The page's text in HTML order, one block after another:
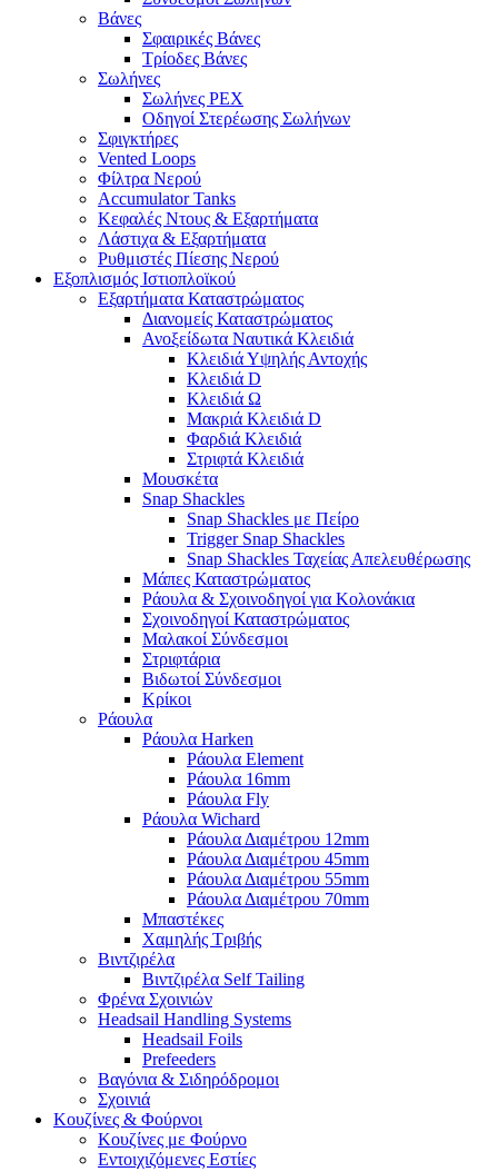
Βάνες
Σφαιρικές Βάνες
Τρίοδες Βάνες
Σωλήνες
Σωλήνες PEX
Οδηγοί Στερέωσης Σωλήνων
Σφιγκτήρες
Vented Loops
Φίλτρα Νερού
Accumulator Tanks
Κεφαλές Ντους & Εξαρτήματα
Λάστιχα & Εξαρτήματα
Ρυθμιστές Πίεσης Νερού
Εξοπλισμός Ιστιοπλοϊκού
Εξαρτήματα Καταστρώματος
Διανομείς Καταστρώματος
Ανοξείδωτα Ναυτικά Κλειδιά
Κλειδιά Υψηλής Αντοχής
Κλειδιά D
Κλειδιά Ω
Μακριά Κλειδιά D
Φαρδιά Κλειδιά
Στριφτά Κλειδιά
Μουσκέτα
Snap Shackles
Snap Shackles με Πείρο
Trigger Snap Shackles
Snap Shackles Ταχείας Απελευθέρωσης
Μάπες Καταστρώματος
Ράουλα & Σχοινοδηγοί για Κολονάκια
Σχοινοδηγοί Καταστρώματος
Μαλακοί Σύνδεσμοι
Στριφτάρια
Βιδωτοί Σύνδεσμοι
Κρίκοι
Ράουλα
Ράουλα Harken
Ράουλα Element
Ράουλα 16mm
Ράουλα Fly
Ράουλα Wichard
Ράουλα Διαμέτρου 12mm
Ράουλα Διαμέτρου 45mm
Ράουλα Διαμέτρου 55mm
Ράουλα Διαμέτρου 70mm
Μπαστέκες
Χαμηλής Τριβής
Βιντζιρέλα
Βιντζιρέλα Self Tailing
Φρένα Σχοινιών
Headsail Handling Systems
Headsail Foils
Prefeeders
Βαγόνια & Σιδηρόδρομοι
Σχοινιά
Κουζίνες & Φούρνοι
Κουζίνες με Φούρνο
Εντοιχιζόμενες Εστίες